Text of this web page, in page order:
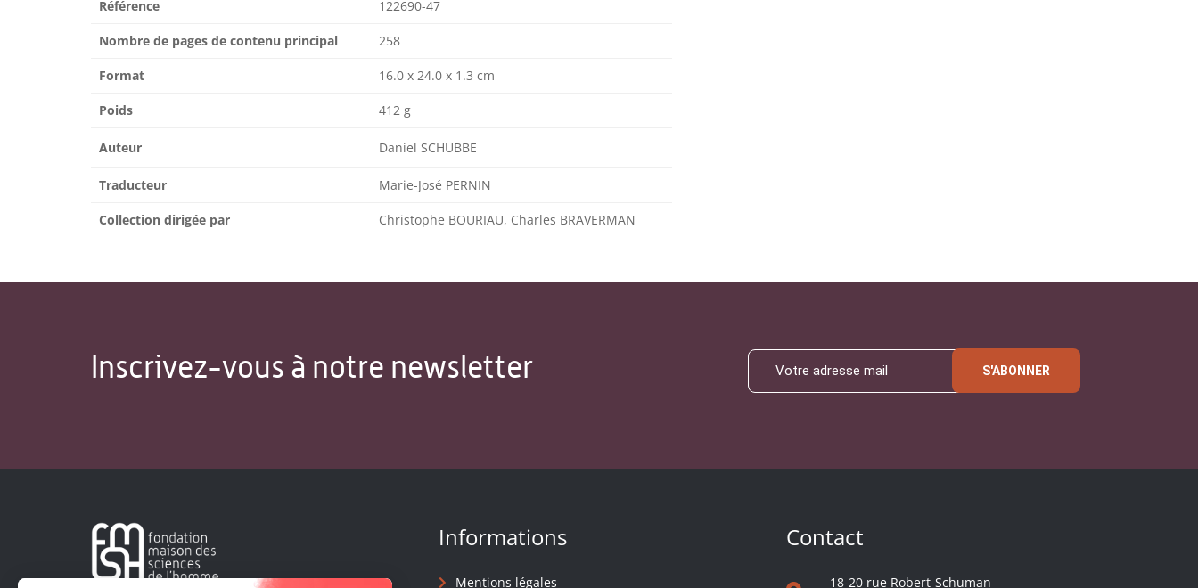
Référence 122690-47
Nombre de pages de contenu principal 258
Format 16.0 x 24.0 x 1.3 cm
Poids 412 g
Auteur Daniel SCHUBBE
Traducteur Marie-José PERNIN
Collection dirigée par Christophe BOURIAU, Charles BRAVERMAN
Inscrivez-vous à notre newsletter S'ABONNER
Informations
Mentions légales
Contact
18-20 rue Robert-Schuman